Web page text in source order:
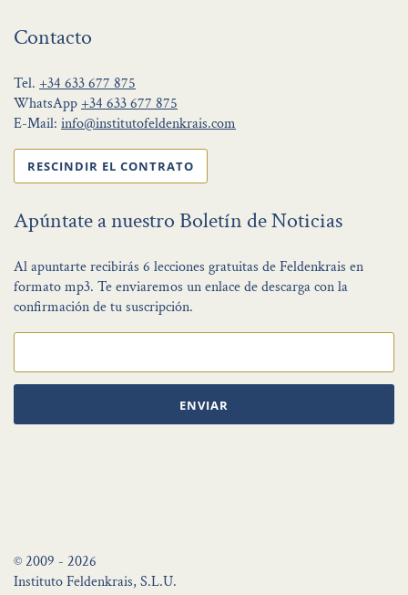
Contacto
Tel. +34 633 677 875
WhatsApp +34 633 677 875
E-Mail: info@institutofeldenkrais.com
RESCINDIR EL CONTRATO
Apúntate a nuestro Boletín de Noticias
Al apuntarte recibirás 6 lecciones gratuitas de Feldenkrais en
formato mp3. Te enviaremos un enlace de descarga con la
confirmación de tu suscripción.
ENVIAR
© 2009 - 2026
Instituto Feldenkrais, S.L.U.